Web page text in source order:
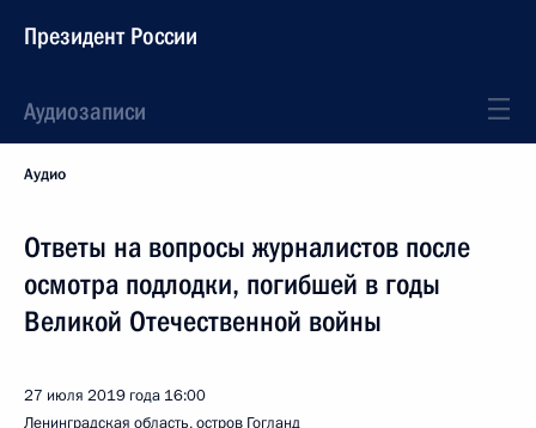
Президент России
Аудиозаписи
Аудио
Ответы на вопросы журналистов после
осмотра подлодки, погибшей в годы
Великой Отечественной войны
27 июля 2019 года 16:00
Ленинградская область, остров Гогланд